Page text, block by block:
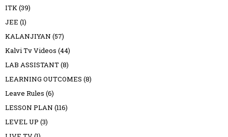
ITK(39)
JEE (1)
KALANJIYAN (57)
Kalvi Tv Videos (44)
LAB ASSISTANT(8)
LEARNING OUTCOMES (8)
Leave Rules (6)
LESSON PLAN (116)
LEVEL UP (3)